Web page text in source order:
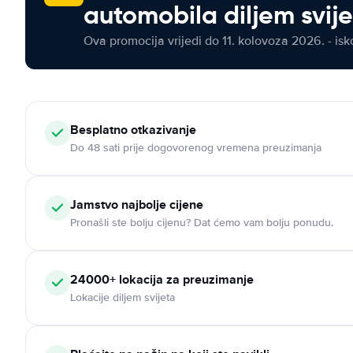
automobila diljem
Ova promocija vrijedi do 11. kolovoza 2026. -
Besplatno otkazivanje
Do 48 sati prije dogovorenog vremena preuzimanja
Jamstvo najbolje cijene
Pronašli ste bolju cijenu? Dat ćemo vam bolju ponudu.
24000+ lokacija za preuzimanje
Lokacije diljem svijeta